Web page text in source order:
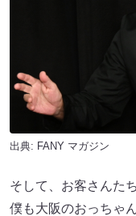
出典: FANY マガジン
そして、お客さんた
僕も大阪のおっちゃ